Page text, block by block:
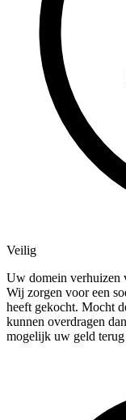
Veilig
Uw domein verhuizen
Wij zorgen voor een
heeft gekocht. Mocht
kunnen overdragen
mogelijk uw geld